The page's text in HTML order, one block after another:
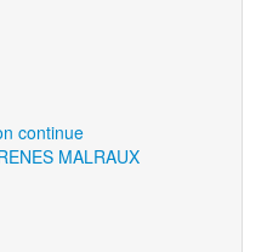
continue
MALRAUX